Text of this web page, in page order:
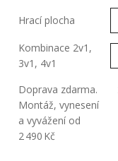
Hrací plocha
Kombinace 2v1,
3v1, 4v1
Doprava zdarma.
Montáž, vynesení
a vyvážení od
2 490 Kč